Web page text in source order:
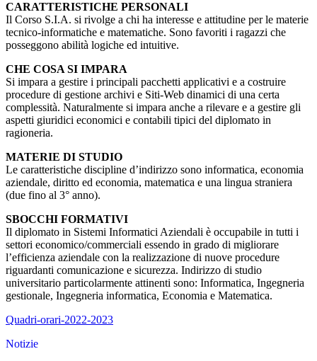
CARATTERISTICHE PERSONALI
Il Corso S.I.A. si rivolge a chi ha interesse e attitudine per le materie
tecnico-informatiche e matematiche. Sono favoriti i ragazzi che
posseggono abilità logiche ed intuitive.
CHE COSA SI IMPARA
Si impara a gestire i principali pacchetti applicativi e a costruire
procedure di gestione archivi e Siti-Web dinamici di una certa
complessità. Naturalmente si impara anche a rilevare e a gestire gli
aspetti giuridici economici e contabili tipici del diplomato in
ragioneria.
MATERIE DI STUDIO
Le caratteristiche discipline d’indirizzo sono informatica, economia
aziendale, diritto ed economia, matematica e una lingua straniera
(due fino al 3° anno).
SBOCCHI FORMATIVI
Il diplomato in Sistemi Informatici Aziendali è occupabile in tutti i
settori economico/commerciali essendo in grado di migliorare
l’efficienza aziendale con la realizzazione di nuove procedure
riguardanti comunicazione e sicurezza. Indirizzo di studio
universitario particolarmente attinenti sono: Informatica, Ingegneria
gestionale, Ingegneria informatica, Economia e Matematica.
Quadri-orari-2022-2023
Notizie